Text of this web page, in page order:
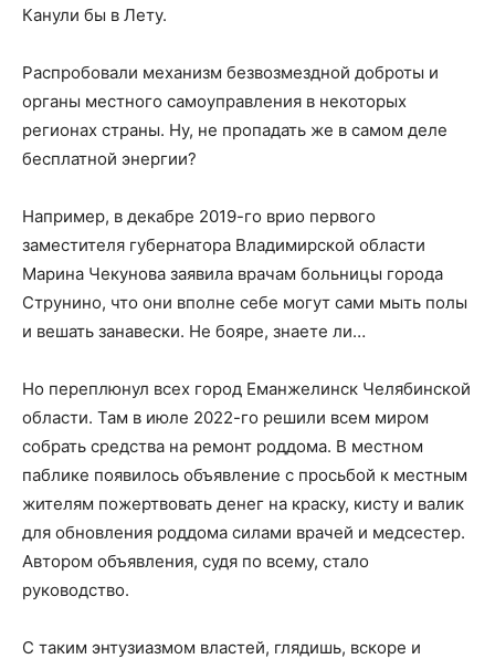
Канули бы в Лету.
Распробовали механизм безвозмездной доброты и
органы местного самоуправления в некоторых
регионах страны. Ну, не пропадать же в самом деле
бесплатной энергии?
Например, в декабре 2019-го врио первого
заместителя губернатора Владимирской области
Марина Чекунова заявила врачам больницы города
Струнино, что они вполне себе могут сами мыть полы
и вешать занавески. Не бояре, знаете ли…
Но переплюнул всех город Еманжелинск Челябинской
области. Там в июле 2022-го решили всем миром
собрать средства на ремонт роддома. В местном
паблике появилось объявление с просьбой к местным
жителям пожертвовать денег на краску, кисту и валик
для обновления роддома силами врачей и медсестер.
Автором объявления, судя по всему, стало
руководство.
С таким энтузиазмом властей, глядишь, вскоре и